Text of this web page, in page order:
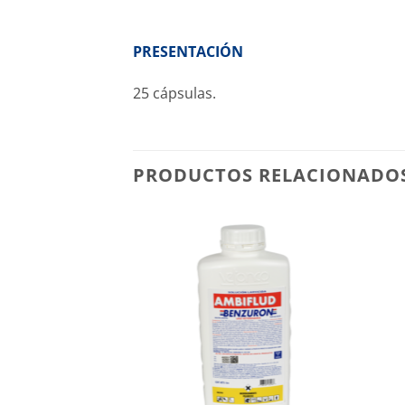
PRESENTACIÓN
25 cápsulas.
PRODUCTOS